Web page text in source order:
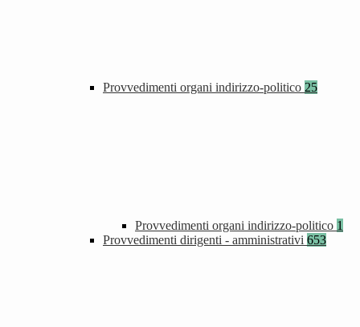
Provvedimenti organi indirizzo-politico 25
Provvedimenti organi indirizzo-politico 1
Provvedimenti dirigenti - amministrativi 653